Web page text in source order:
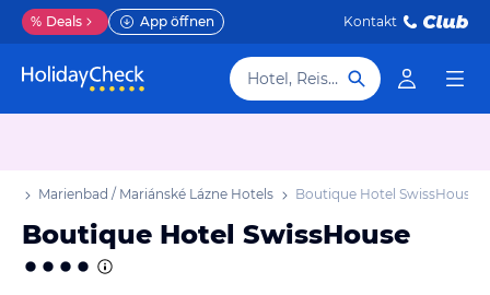
% Deals App öffnen Kontakt
Hotel, Reiseziel
Marienbad / Mariánské Lázne Hotels Boutique Hotel SwissHouse
Boutique Hotel SwissHouse